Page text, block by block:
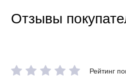
Отзывы
Рейтинг